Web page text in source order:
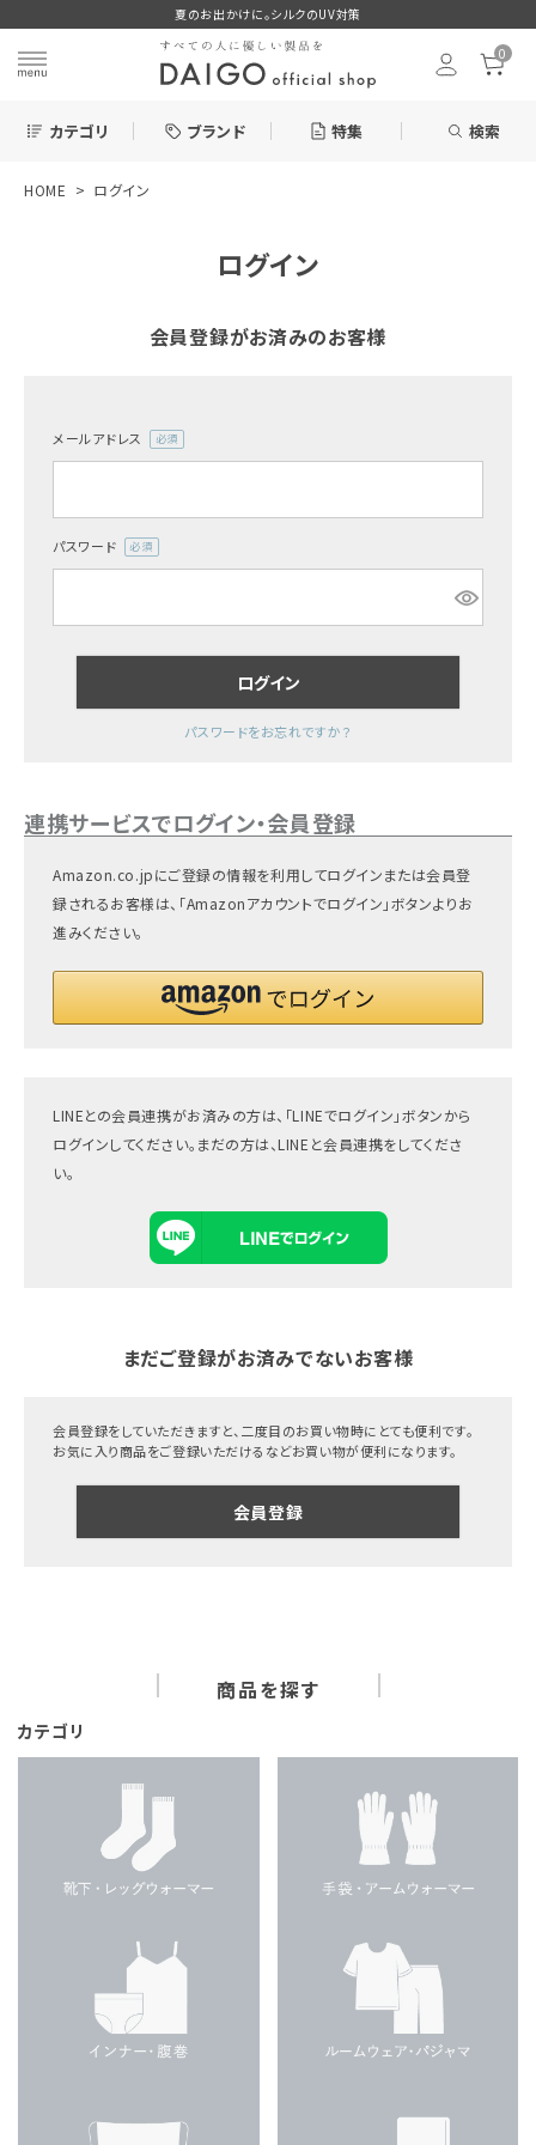
夏のお出かけに。シルクのUV対策
0
カテゴリ ブランド 特集 検索
新着＆再入荷商品
ギフトを探す
ブランドから探す
お問い合わせ
ログアウト
HOME ログイン
ログイン
会員登録がお済みのお客様
メールアドレス
(必
パスワード
(必
ログイン
パスワードをお忘れですか？
連携サービスでログイン・会員登録
Amazon.co.jpにご登録の情報を利用してログインまたは会員登
録されるお客様は、「Amazonアカウントでログイン」ボタンよりお
進みください。
LINEとの会員連携がお済みの方は、「LINEでログイン」ボタンから
ログインしてください。まだの方は、LINEと会員連携をしてくださ
い。
まだご登録がお済みでないお客様
会員登録をしていただきますと、二度目のお買い物時にとても便利です。
お気に入り商品をご登録いただけるなどお買い物が便利になります。
会員登録
商品を探す
カテゴリ